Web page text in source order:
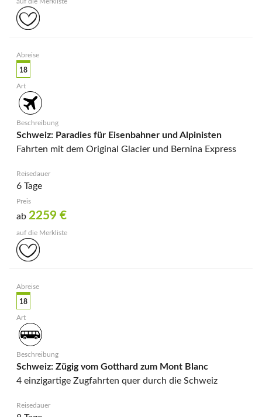
18
Schweiz: Paradies für Eisenbahner und Alpinisten
Fahrten mit dem Original Glacier und Bernina Express
6 Tage
ab 2259 €
18
Schweiz: Zügig vom Gotthard zum Mont Blanc
4 einzigartige Zugfahrten quer durch die Schweiz